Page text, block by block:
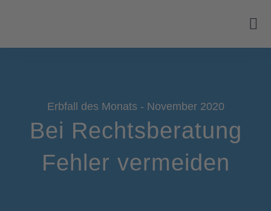
Erbfall des Monats - November 2020
Bei Rechtsberatung
Fehler vermeiden